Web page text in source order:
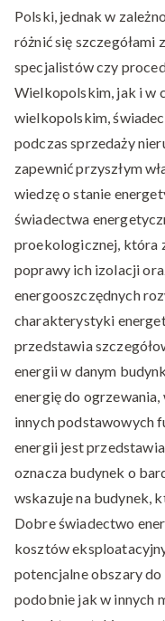
Polski, jednak w
różnić się szczegółami
specjalistów czy
Wielkopolskim, jak i w
wielkopolskim,
podczas sprzedaży
zapewnić przyszłym
wiedzę o stanie
świadectwa
proekologicznej, która
poprawy ich izolacji
energooszczędnych
charakterystyki
przedstawia
energii w danym
energię do
innych podstawowych
energii jest
oznacza budynek o
wskazuje na budynek,
Dobre świadectwo
kosztów
potencjalne obszary
podobnie jak w innych